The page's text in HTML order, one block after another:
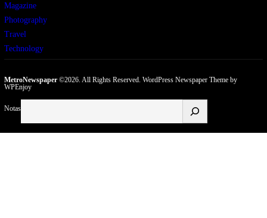
Magazine
Photography
Travel
Technology
MetroNewspaper©2026. All Rights Reserved. WordPress Newspaper Themeby
WPEnjoy
Notas